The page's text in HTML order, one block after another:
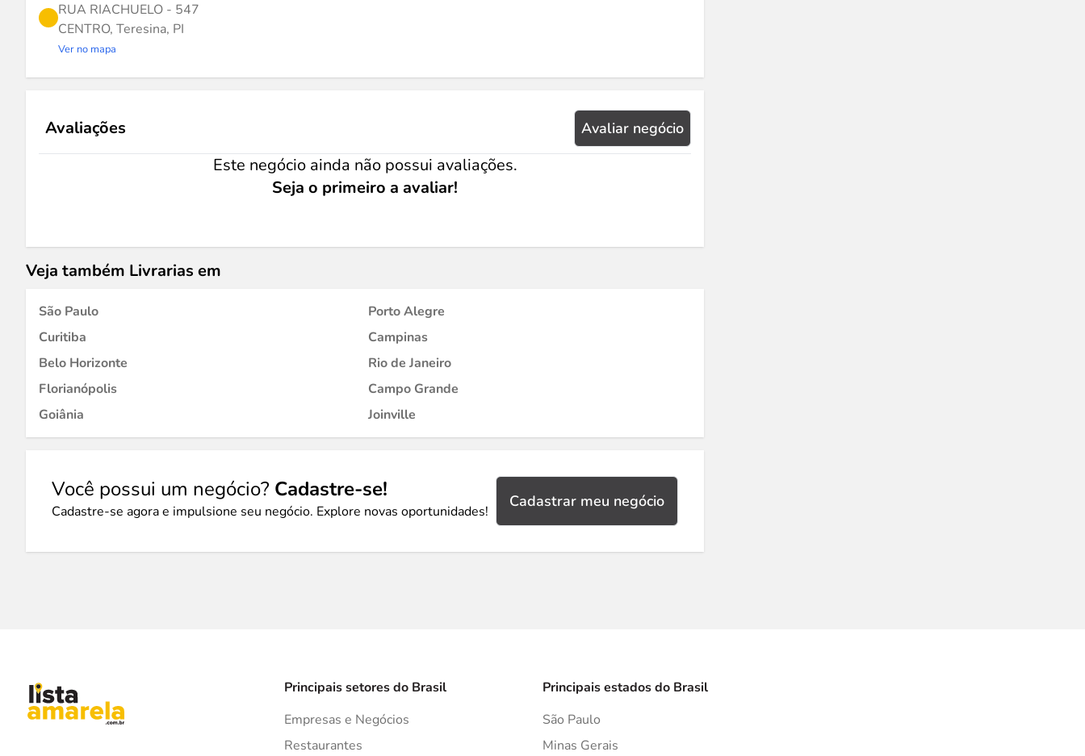
RUA RIACHUELO - 547
CENTRO, Teresina, PI
Ver no mapa
Avaliações Avaliar negócio
Este negócio ainda não possui avaliações.
Seja o primeiro a avaliar!
Veja também Livrarias em
São Paulo
Porto Alegre
Curitiba
Campinas
Belo Horizonte
Rio de Janeiro
Florianópolis
Campo Grande
Goiânia
Joinville
Você possui um negócio? Cadastre-se!
Cadastre-se agora e impulsione seu negócio. Explore novas oportunidades!
Cadastrar meu negócio
Principais setores do Brasil
Empresas e Negócios
Restaurantes
Principais estados do Brasil
São Paulo
Minas Gerais